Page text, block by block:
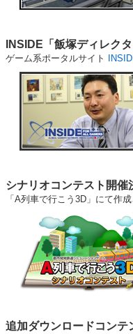
INSIDE「飯塚ディレク
ゲーム系ポータルサイト
シナリオコンテスト開催
「A列車で行こう3D」にて作
追加ダウンロードコンテ